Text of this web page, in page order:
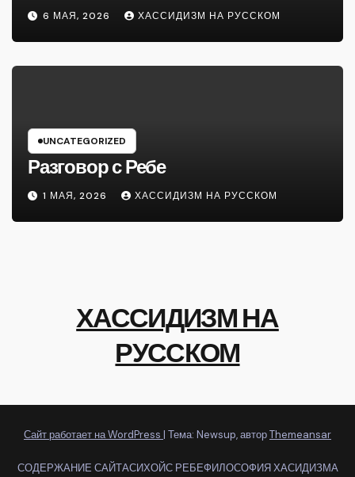
6 МАЯ, 2026 ХАССИДИЗМ НА РУССКОМ
UNCATEGORIZED
Разговор с Ребе
1 МАЯ, 2026 ХАССИДИЗМ НА РУССКОМ
ХАССИДИЗМ НА
РУССКОМ
Сайт работает на WordPress | Тема: Newsup, авторThemeansar
СОДЕРЖАНИЕ САЙТАСИХОЙС РЕБЕФИЛОСОФИЯ ХАСИДИЗМА